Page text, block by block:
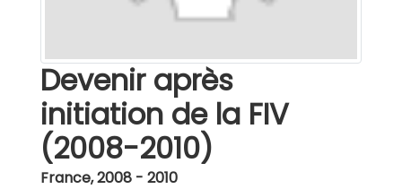
Devenir après
initiation de la FIV
(2008-2010)
France,2008 - 2010